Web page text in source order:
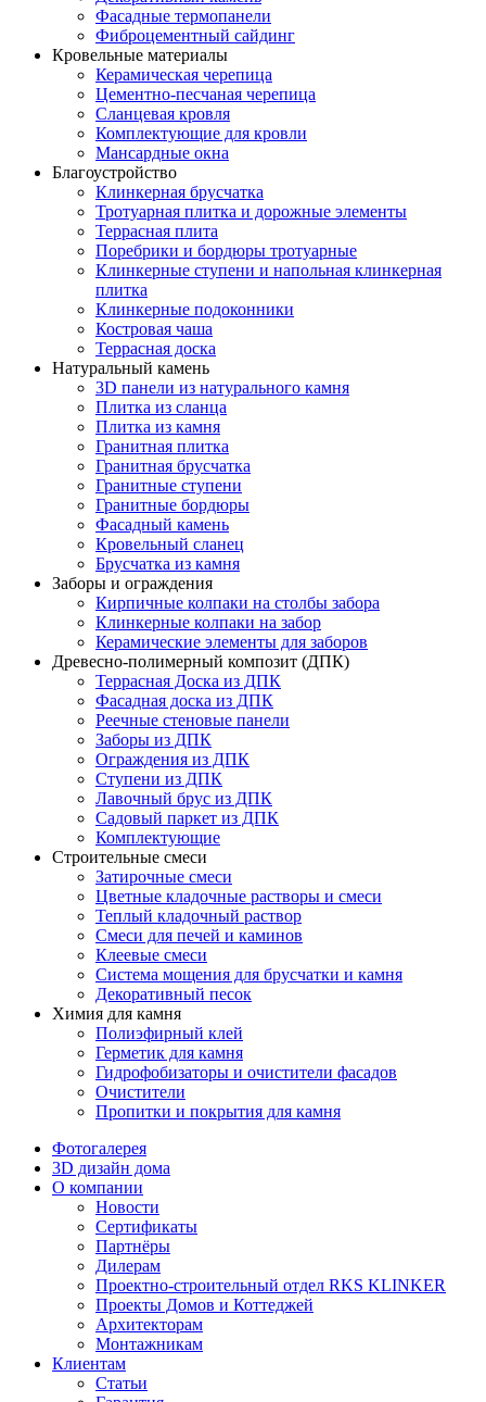
Фасадные термопанели
Фиброцементный сайдинг
Кровельные материалы
Керамическая черепица
Цементно-песчаная черепица
Сланцевая кровля
Комплектующие для кровли
Мансардные окна
Благоустройство
Клинкерная брусчатка
Тротуарная плитка и дорожные элементы
Террасная плита
Поребрики и бордюры тротуарные
Клинкерные ступени и напольная клинкерная
плитка
Клинкерные подоконники
Костровая чаша
Террасная доска
Натуральный камень
3D панели из натурального камня
Плитка из сланца
Плитка из камня
Гранитная плитка
Гранитная брусчатка
Гранитные ступени
Гранитные бордюры
Фасадный камень
Кровельный сланец
Брусчатка из камня
Заборы и ограждения
Кирпичные колпаки на столбы забора
Клинкерные колпаки на забор
Керамические элементы для заборов
Древесно-полимерный композит (ДПК)
Террасная Доска из ДПК
Фасадная доска из ДПК
Реечные стеновые панели
Заборы из ДПК
Ограждения из ДПК
Ступени из ДПК
Лавочный брус из ДПК
Садовый паркет из ДПК
Комплектующие
Строительные смеси
Затирочные смеси
Цветные кладочные растворы и смеси
Теплый кладочный раствор
Смеси для печей и каминов
Клеевые смеси
Система мощения для брусчатки и камня
Декоративный песок
Химия для камня
Полиэфирный клей
Герметик для камня
Гидрофобизаторы и очистители фасадов
Очистители
Пропитки и покрытия для камня
Фотогалерея
3D дизайн дома
О компании
Новости
Сертификаты
Партнёры
Дилерам
Проектно-строительный отдел RKS KLINKER
Проекты Домов и Коттеджей
Архитекторам
Монтажникам
Клиентам
Статьи